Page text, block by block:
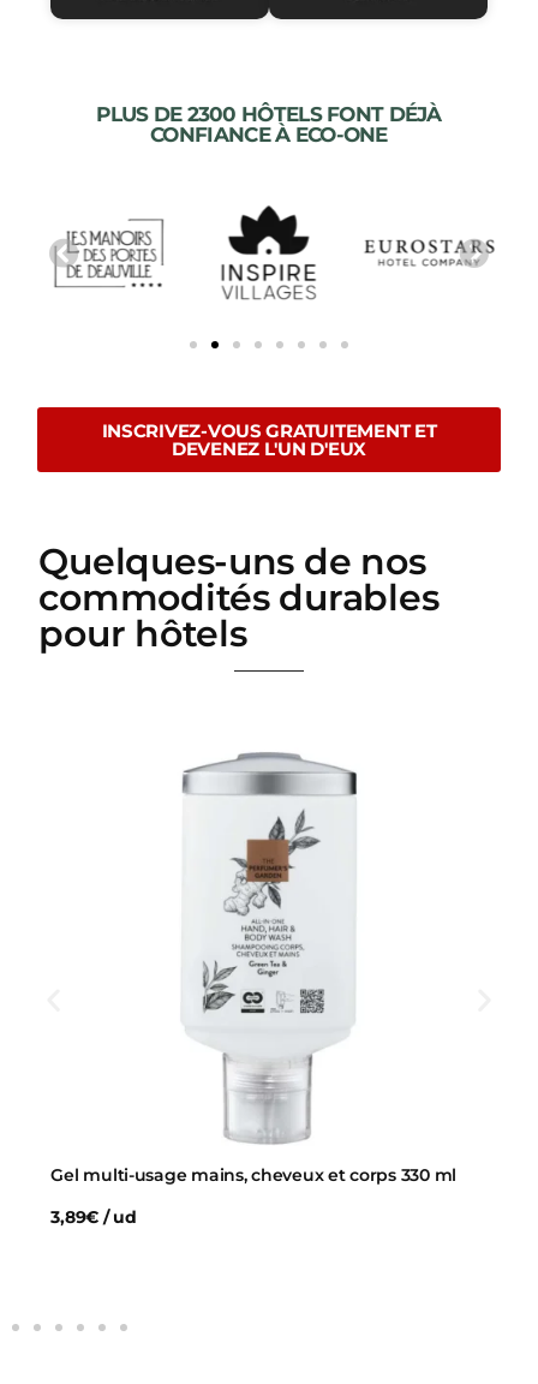
PLUS DE 2300 HÔTELS FONT DÉJÀ
CONFIANCE À ECO-ONE
INSCRIVEZ-VOUS GRATUITEMENT ET
DEVENEZ L'UN D'EUX
Quelques-uns de nos
commodités durables
pour hôtels
Gel multi-usage mains, cheveux et corps 330 ml
3,89€ / ud